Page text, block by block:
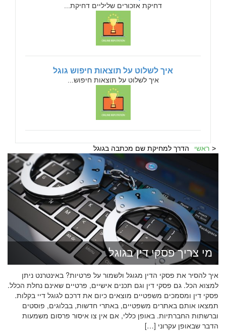
דחיקת אזכורים שליליים דחיקת...
איך לשלוט על תוצאות חיפוש גוגל
איך לשלוט על תוצאות חיפוש...
ראשי הדרך למחיקת שם מכתבה בגוגל
מי צריך פסקי דין בגוגל
איך להסיר את פסקי הדין מגוגל ולשמור על פרטיות? באינטרנט ניתן
למצוא הכל. גם פסקי דין וגם תכנים אישיים, פרטיים שאינם נחלת הכלל.
פסקי דין ומסמכים משפטיים מוצאים כיום את דרכם לגוגל דיי בקלות.
תמצאו אותם באתרים משפטיים, באתרי חדשות, בבלוגים, פוסטים
וברשתות החברתיות. באופן כללי, אם אין צו איסור פרסום משמעות
הדבר שבאופן עקרוני […]